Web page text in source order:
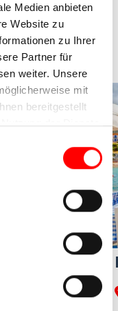
Medien anbieten
Website zu
zu Ihrer
Partner für
weiter. Unsere
mit
bereitgestellt
der Dienste
und